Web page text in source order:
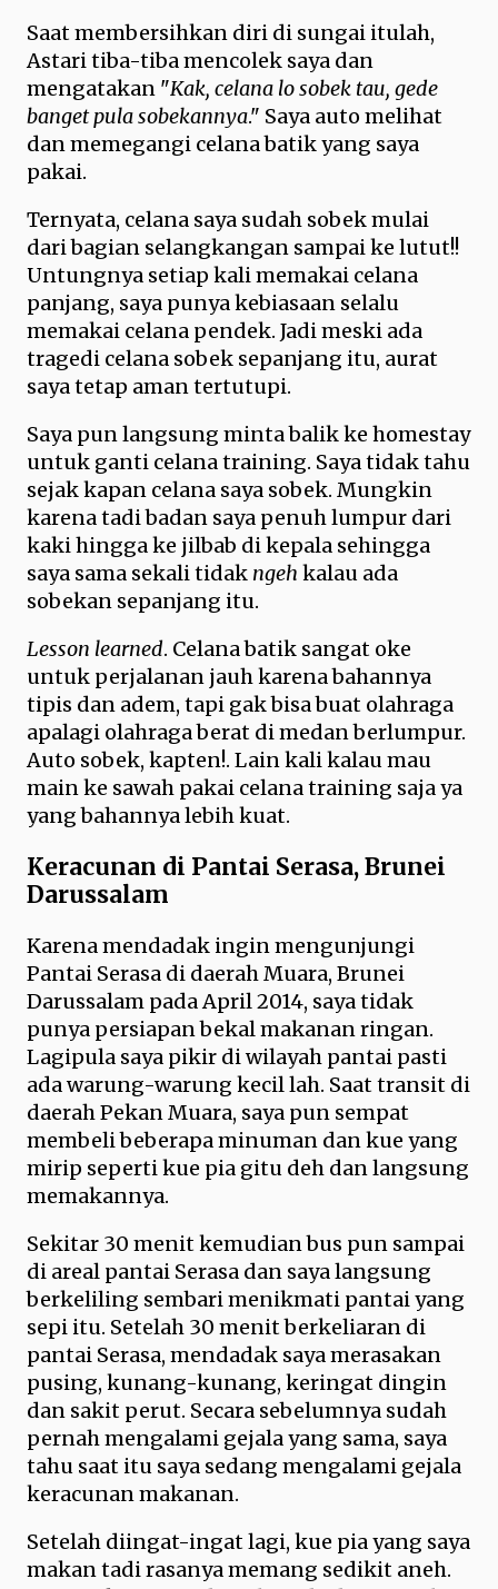
Saat membersihkan diri di sungai itulah,
Astari tiba-tiba mencolek saya dan
mengatakan "Kak, celana lo sobek tau, gede
banget pula sobekannya." Saya auto melihat
dan memegangi celana batik yang saya
pakai.
Ternyata, celana saya sudah sobek mulai
dari bagian selangkangan sampai ke lutut!!
Untungnya setiap kali memakai celana
panjang, saya punya kebiasaan selalu
memakai celana pendek. Jadi meski ada
tragedi celana sobek sepanjang itu, aurat
saya tetap aman tertutupi.
Saya pun langsung minta balik ke homestay
untuk ganti celana training. Saya tidak tahu
sejak kapan celana saya sobek. Mungkin
karena tadi badan saya penuh lumpur dari
kaki hingga ke jilbab di kepala sehingga
saya sama sekali tidak ngeh kalau ada
sobekan sepanjang itu.
Lesson learned. Celana batik sangat oke
untuk perjalanan jauh karena bahannya
tipis dan adem, tapi gak bisa buat olahraga
apalagi olahraga berat di medan berlumpur.
Auto sobek, kapten!. Lain kali kalau mau
main ke sawah pakai celana training saja ya
yang bahannya lebih kuat.
Keracunan di Pantai Serasa, Brunei
Darussalam
Karena mendadak ingin mengunjungi
Pantai Serasa di daerah Muara, Brunei
Darussalam pada April 2014, saya tidak
punya persiapan bekal makanan ringan.
Lagipula saya pikir di wilayah pantai pasti
ada warung-warung kecil lah. Saat transit di
daerah Pekan Muara, saya pun sempat
membeli beberapa minuman dan kue yang
mirip seperti kue pia gitu deh dan langsung
memakannya.
Sekitar 30 menit kemudian bus pun sampai
di areal pantai Serasa dan saya langsung
berkeliling sembari menikmati pantai yang
sepi itu. Setelah 30 menit berkeliaran di
pantai Serasa, mendadak saya merasakan
pusing, kunang-kunang, keringat dingin
dan sakit perut. Secara sebelumnya sudah
pernah mengalami gejala yang sama, saya
tahu saat itu saya sedang mengalami gejala
keracunan makanan.
Setelah diingat-ingat lagi, kue pia yang saya
makan tadi rasanya memang sedikit aneh.